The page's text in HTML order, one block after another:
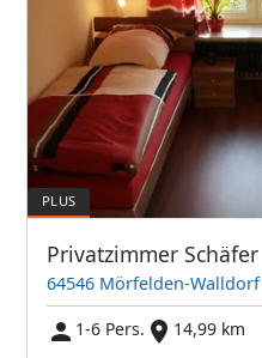
Privatzimmer Schäfer
64546 Mörfelden-Walldorf
1-6 Pers.
14,99 km